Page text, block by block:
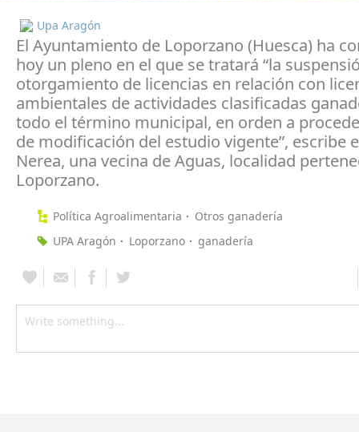
Upa Aragón
El Ayuntamiento de Loporzano (Huesca) ha
hoy un pleno en el que se tratará “la
otorgamiento de licencias en relación con
ambientales de actividades clasificadas
todo el término municipal, en orden a
de modificación del estudio vigente”, escribe
Nerea, una vecina de Aguas, localidad
Loporzano.
Política Agroalimentaria
Otros ganadería
UPA Aragón
Loporzano ganadería